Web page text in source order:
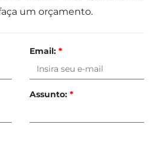
um orçamento.
Email: *
Assunto: *